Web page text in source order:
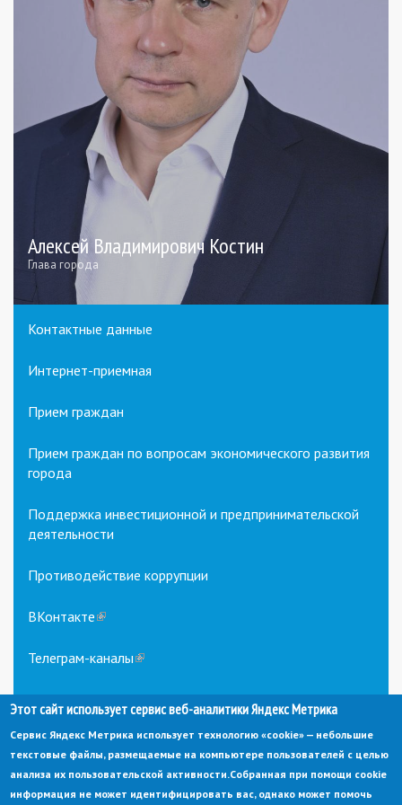
Алексей Владимирович Костин
Глава города
Контактные данные
Интернет-приемная
Прием граждан
Прием граждан по вопросам экономического развития
города
Поддержка инвестиционной и предпринимательской
деятельности
Противодействие коррупции
ВКонтакте(link
external)
Телеграм-каналы(link
external)
Этот сайт использует сервис веб-аналитики Яндекс Метрика
Сервис Яндекс Метрика использует технологию «cookie» — небольшие
текстовые файлы, размещаемые на компьютере пользователей с целью
анализа их пользовательской активности.Собранная при помощи cookie
информация не может идентифицировать вас, однако может помочь